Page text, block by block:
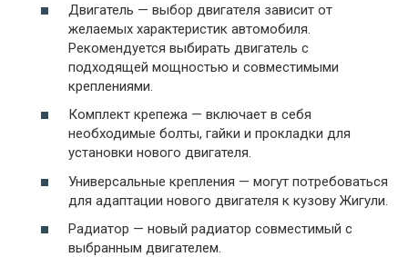
Двигатель — выбор двигателя зависит от
желаемых характеристик автомобиля.
Рекомендуется выбирать двигатель с
подходящей мощностью и совместимыми
креплениями.
Комплект крепежа — включает в себя
необходимые болты, гайки и прокладки для
установки нового двигателя.
Универсальные крепления — могут потребоваться
для адаптации нового двигателя к кузову Жигули.
Радиатор — новый радиатор совместимый с
выбранным двигателем.